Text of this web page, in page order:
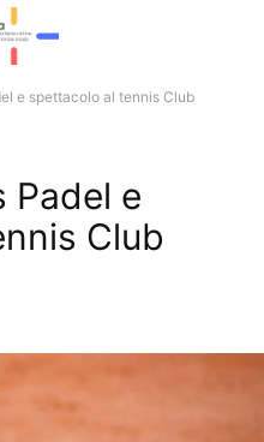
e spettacolo al tennis Club
Padel e
Club